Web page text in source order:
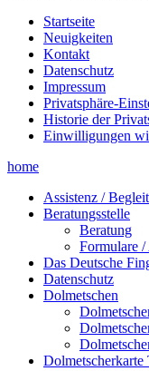
Startseite
Neuigkeiten
Kontakt
Datenschutz
Impressum
Privatsphäre-
Historie der
Einwilligungen
home
Assistenz /
Beratungsstelle
Beratung
Formulare /
Das Deutsche
Datenschutz
Dolmetschen
Dolmetscherkarte